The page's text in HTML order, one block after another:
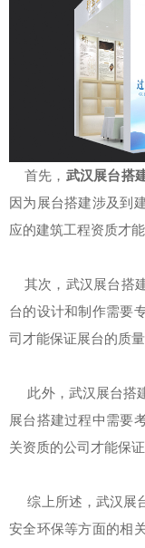
首先， 武汉展台搭
因为展台搭建涉及到
应的建筑工程资质才
其次，武汉展台搭
台的设计和制作需要
司才能保证展台的质量
此外，武汉展台搭
展台搭建过程中需要
关资质的公司才能保
综上所述，武汉展
安全环保等方面的相